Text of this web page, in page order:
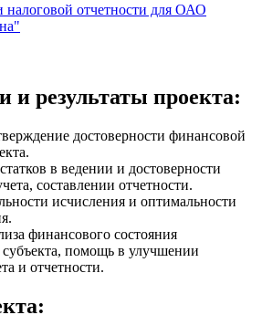
налоговой отчетности для ОАО
и результаты проекта:
достоверности финансовой
в ведении и достоверности
составлении отчетности.
исчисления и оптимальности
финансового состояния
помощь в улучшении
и отчетности.